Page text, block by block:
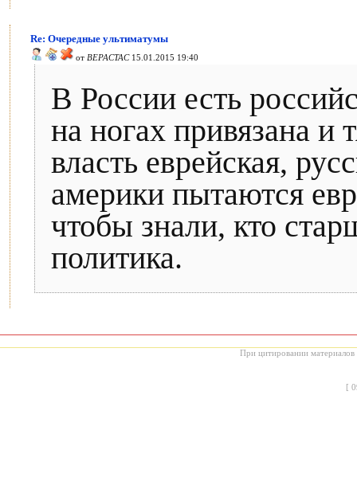
Re: Очередные ультиматумы
от BEPACTAC15.01.2015 19:40
В России есть
на ногах привязана и
власть еврейская,
америки пытаются
чтобы знали, кто
политика.
При цитировании материалов
[